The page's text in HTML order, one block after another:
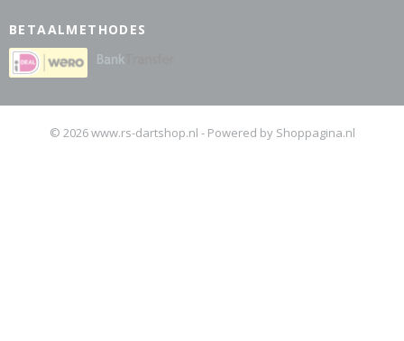
BETAALMETHODES
© 2026 www.rs-dartshop.nl - Powered by Shoppagina.nl